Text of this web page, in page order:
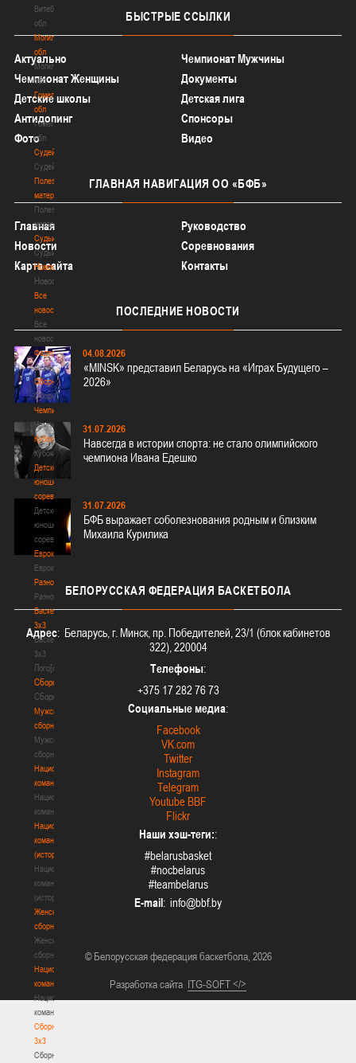
Витебская
обл
Могилевская
обл
Могилевская
обл
Гомельская
обл
Гомельская
обл
Судейство
Судейство
Полезные
материалы
Полезные
материалы
Судьи
Судьи
Новости
Новости
Все
новости
Все
новости
Федерация
Федерация
Сборные
Сборные
Чемпионат
Чемпионат
Кубок
Кубок
Детско-
юношеские
соревнования
Детско-
юношеские
соревнования
Еврокубки
Еврокубки
Разное
Разное
Баскетбол
3х3
Баскетбол
3х3
Лого[modid=121]
Сборные
Сборные
Мужские
сборные
Мужские
сборные
Национальная
команда
Национальная
команда
Национальная
команда
(история)
Национальная
команда
(история)
Женские
сборные
Женские
сборные
Национальная
команда
Национальная
команда
Сборные
3х3
Сборные
БЫСТРЫЕ ССЫЛКИ
Актуально
Чемпионат Мужчины
Чемпионат Женщины
Документы
Детские школы
Детская лига
Антидопинг
Спонсоры
Фото
Видео
ГЛАВНАЯ НАВИГАЦИЯ ОО «БФБ»
Главная
Руководство
Новости
Соревнования
Карта сайта
Контакты
ПОСЛЕДНИЕ НОВОСТИ
04.08.2026
«MINSK» представил Беларусь на «Играх Будущего –
2026»
31.07.2026
Навсегда в истории спорта: не стало олимпийского
чемпиона Ивана Едешко
31.07.2026
БФБ выражает соболезнования родным и близким
Михаила Курилика
БЕЛОРУССКАЯ ФЕДЕРАЦИЯ БАСКЕТБОЛА
Адрес: Беларусь, г. Минск, пр. Победителей, 23/1 (блок кабинетов
322), 220004
Телефоны:
+375 17 282 76 73
Социальные медиа:
Facebook
VK.com
Twitter
Instagram
Telegram
Youtube BBF
Flickr
Наши хэш-теги::
#belarusbasket
#nocbelarus
#teambelarus
E-mail:
© Белорусская федерация баскетбола, 2026
Разработка сайта ITG-SOFT </>